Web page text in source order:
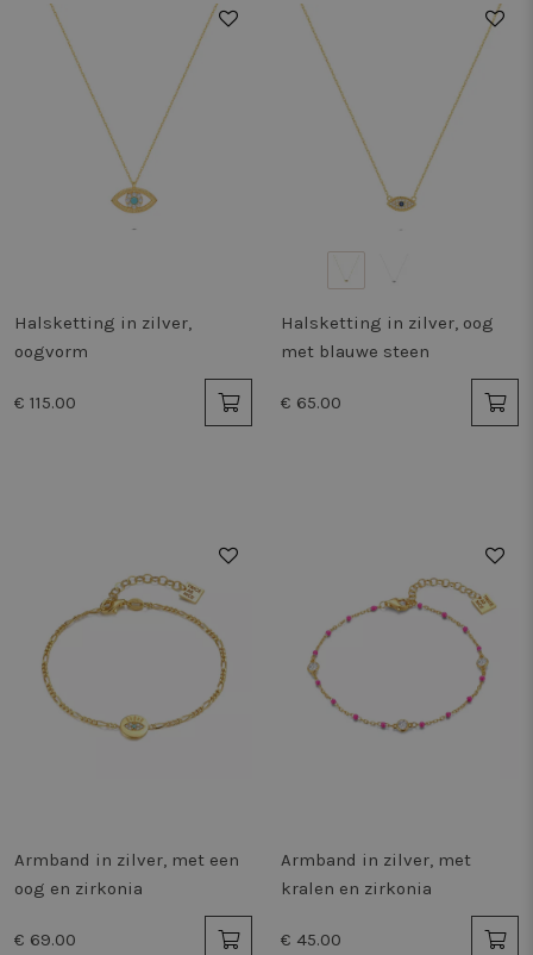
Halsketting in zilver,
oogvorm
€ 115.00
Halsketting in zilver, oog
met blauwe steen
€ 65.00
Armband in zilver, met een
oog en zirkonia
€ 69.00
Armband in zilver, met
kralen en zirkonia
€ 45.00